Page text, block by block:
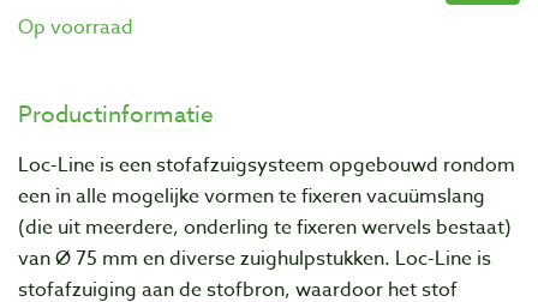
Op voorraad
Productinformatie
Loc-Line is een stofafzuigsysteem opgebouwd rondom
een in alle mogelijke vormen te fixeren vacuümslang
(die uit meerdere, onderling te fixeren wervels bestaat)
van Ø 75 mm en diverse zuighulpstukken. Loc-Line is
stofafzuiging aan de stofbron, waardoor het stof